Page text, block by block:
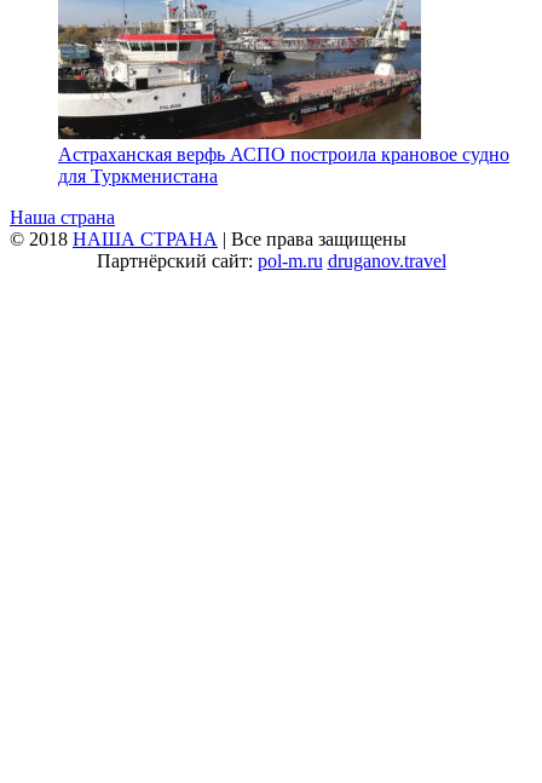
Астраханская верфь АСПО построила крановое судно
для Туркменистана
Наша страна
© 2018 НАША СТРАНА | Все права защищены
Партнёрский сайт: pol-m.ru druganov.travel